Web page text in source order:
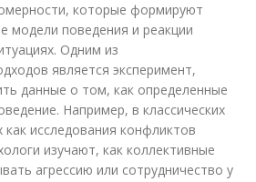
которые формируют
модели поведения и реакции
Одним из
является эксперимент,
данные о том, как определенные
Например, в классических
как исследования конфликтов
изучают, как коллективные
агрессию или сотрудничество у